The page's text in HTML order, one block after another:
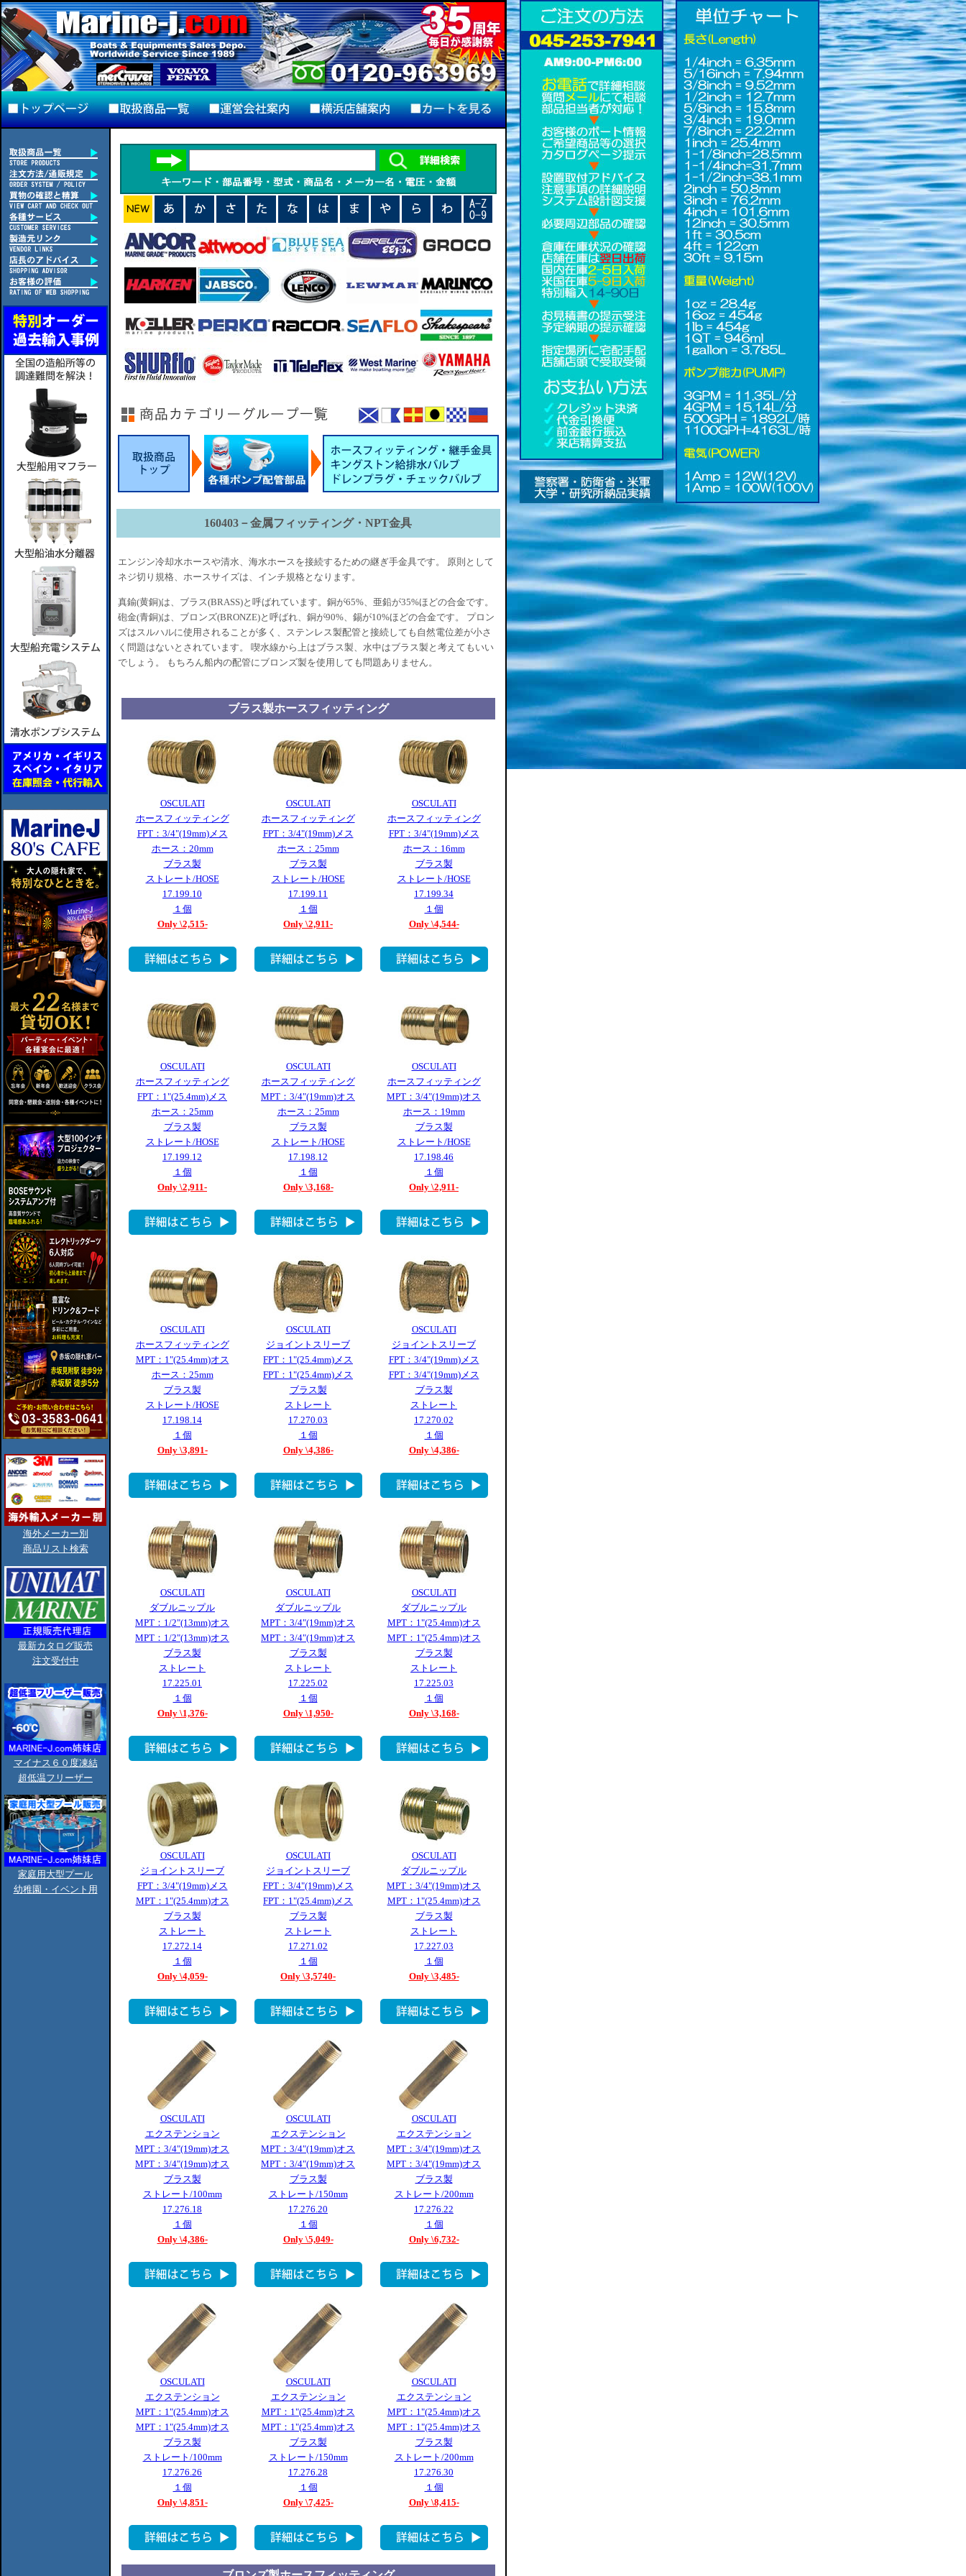
海外メーカー別
商品リスト検索
最新カタログ販売
注文受付中
マイナス６０度凍結
超低温フリーザー
家庭用大型プール
幼稚園・イベント用
160403－金属フィッティング・NPT金具
エンジン冷却水ホースや清水、海水ホースを接続するための継ぎ手金具です。 原則として
ネジ切り規格、ホースサイズは、インチ規格となります。
真鍮(黄銅)は、ブラス(BRASS)と呼ばれています。銅が65%、亜鉛が35%ほどの合金です。
砲金(青銅)は、ブロンズ(BRONZE)と呼ばれ、銅が90%、錫が10%ほどの合金です。 プロン
ズはスルハルに使用されることが多く、ステンレス製配管と接続しても自然電位差が小さ
く問題はないとされています。 喫水線から上はブラス製、水中はブラス製と考えてもいい
でしょう。 もちろん船内の配管にブロンズ製を使用しても問題ありません。
ブラス製ホースフィッティング
OSCULATI
ホースフィッティング
FPT：3/4"(19mm)メス
ホース：20mm
ブラス製
ストレート/HOSE
17.199.10
１個
Only \2,515-
OSCULATI
ホースフィッティング
FPT：3/4"(19mm)メス
ホース：25mm
ブラス製
ストレート/HOSE
17.199.11
１個
Only \2,911-
OSCULATI
ホースフィッティング
FPT：3/4"(19mm)メス
ホース：16mm
ブラス製
ストレート/HOSE
17.199.34
１個
Only \4,544-
OSCULATI
ホースフィッティング
FPT：1"(25.4mm)メス
ホース：25mm
ブラス製
ストレート/HOSE
17.199.12
１個
Only \2,911-
OSCULATI
ホースフィッティング
MPT：3/4"(19mm)オス
ホース：25mm
ブラス製
ストレート/HOSE
17.198.12
１個
Only \3,168-
OSCULATI
ホースフィッティング
MPT：3/4"(19mm)オス
ホース：19mm
ブラス製
ストレート/HOSE
17.198.46
１個
Only \2,911-
OSCULATI
ホースフィッティング
MPT：1"(25.4mm)オス
ホース：25mm
ブラス製
ストレート/HOSE
17.198.14
１個
Only \3,891-
OSCULATI
ジョイントスリーブ
FPT：1"(25.4mm)メス
FPT：1"(25.4mm)メス
ブラス製
ストレート
17.270.03
１個
Only \4,386-
OSCULATI
ジョイントスリーブ
FPT：3/4"(19mm)メス
FPT：3/4"(19mm)メス
ブラス製
ストレート
17.270.02
１個
Only \4,386-
OSCULATI
ダブルニップル
MPT：1/2"(13mm)オス
MPT：1/2"(13mm)オス
ブラス製
ストレート
17.225.01
１個
Only \1,376-
OSCULATI
ダブルニップル
MPT：3/4"(19mm)オス
MPT：3/4"(19mm)オス
ブラス製
ストレート
17.225.02
１個
Only \1,950-
OSCULATI
ダブルニップル
MPT：1"(25.4mm)オス
MPT：1"(25.4mm)オス
ブラス製
ストレート
17.225.03
１個
Only \3,168-
OSCULATI
ジョイントスリーブ
FPT：3/4"(19mm)メス
MPT：1"(25.4mm)オス
ブラス製
ストレート
17.272.14
１個
Only \4,059-
OSCULATI
ジョイントスリーブ
FPT：3/4"(19mm)メス
FPT：1"(25.4mm)メス
ブラス製
ストレート
17.271.02
１個
Only \3,5740-
OSCULATI
ダブルニップル
MPT：3/4"(19mm)オス
MPT：1"(25.4mm)オス
ブラス製
ストレート
17.227.03
１個
Only \3,485-
OSCULATI
エクステンション
MPT：3/4"(19mm)オス
MPT：3/4"(19mm)オス
ブラス製
ストレート/100mm
17.276.18
１個
Only \4,386-
OSCULATI
エクステンション
MPT：3/4"(19mm)オス
MPT：3/4"(19mm)オス
ブラス製
ストレート/150mm
17.276.20
１個
Only \5,049-
OSCULATI
エクステンション
MPT：3/4"(19mm)オス
MPT：3/4"(19mm)オス
ブラス製
ストレート/200mm
17.276.22
１個
Only \6,732-
OSCULATI
エクステンション
MPT：1"(25.4mm)オス
MPT：1"(25.4mm)オス
ブラス製
ストレート/100mm
17.276.26
１個
Only \4,851-
OSCULATI
エクステンション
MPT：1"(25.4mm)オス
MPT：1"(25.4mm)オス
ブラス製
ストレート/150mm
17.276.28
１個
Only \7,425-
OSCULATI
エクステンション
MPT：1"(25.4mm)オス
MPT：1"(25.4mm)オス
ブラス製
ストレート/200mm
17.276.30
１個
Only \8,415-